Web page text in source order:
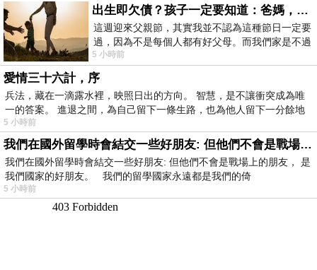
出生即欠債？孩子一定要知道：爸媽，其實我不欠你們
這週迎來父親節，其實我並不認為這種節日一定要
過，因為不是每個人都有好父母。而我們家是不過
節的，平時也沒什麼儀式感，生活趨近冷
5 小時前
愛情三十六計，序
兵法，藏在一滴露水裡，映照日出的方向。 智慧，是不讓衝突成為唯
一的答案。 進退之間，為自己留下一條生路，也為他人留下一分餘地
5 小時前
我們在國外留學時會結交一些好朋友: 但他們不會是戰場上的朋友
我們在國外留學時會結交一些好朋友: 但他們不會是戰場上的朋友， 是
我們國家的好朋友。 我們的留學國家永遠都是我們的倚
5 小時前